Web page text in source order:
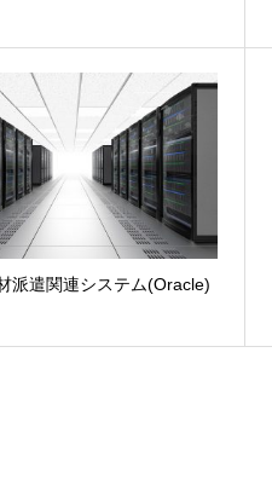
派遣関連システム(Oracle)